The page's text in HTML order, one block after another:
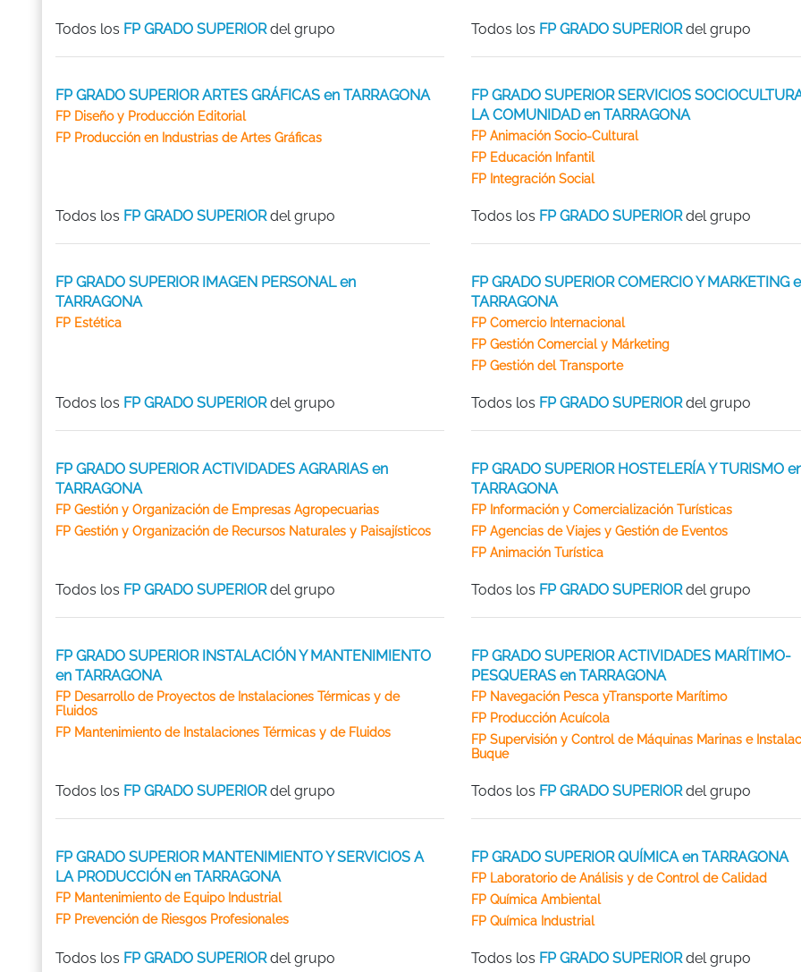
Todos los FP GRADO SUPERIORdel grupo Todos los FP GRADO SUPERIORdel grupo
FP GRADO SUPERIOR ARTES GRÁFICAS en TARRAGONA
FP Diseño y Producción Editorial
FP Producción en Industrias de Artes Gráficas
Todos los FP GRADO SUPERIORdel grupo
FP GRADO SUPERIOR SERVICIOS
LA COMUNIDAD en TARRAGONA
FP Animación Socio-Cultural
FP Educación Infantil
FP Integración Social
Todos los FP GRADO SUPERIORdel grupo
FP GRADO SUPERIOR IMAGEN PERSONAL en
TARRAGONA
FP Estética
Todos los FP GRADO SUPERIORdel grupo
FP GRADO SUPERIOR COMERCIO Y MARKETING
TARRAGONA
FP Comercio Internacional
FP Gestión Comercial y Márketing
FP Gestión del Transporte
Todos los FP GRADO SUPERIORdel grupo
FP GRADO SUPERIOR ACTIVIDADES AGRARIAS en
TARRAGONA
FP Gestión y Organización de Empresas Agropecuarias
FP Gestión y Organización de Recursos Naturales y Paisajísticos
Todos los FP GRADO SUPERIORdel grupo
FP GRADO SUPERIOR HOSTELERÍA Y TURISMO
TARRAGONA
FP Información y Comercialización Turísticas
FP Agencias de Viajes y Gestión de Eventos
FP Animación Turística
Todos los FP GRADO SUPERIORdel grupo
FP GRADO SUPERIOR INSTALACIÓN Y MANTENIMIENTO
en TARRAGONA
FP Desarrollo de Proyectos de Instalaciones Térmicas y de
Fluidos
FP Mantenimiento de Instalaciones Térmicas y de Fluidos
Todos los FP GRADO SUPERIORdel grupo
FP GRADO SUPERIOR ACTIVIDADES MARÍTIMO-
PESQUERAS en TARRAGONA
FP Navegación Pesca yTransporte Marítimo
FP Producción Acuícola
FP Supervisión y Control de Máquinas Marinas e
Buque
Todos los FP GRADO SUPERIORdel grupo
FP GRADO SUPERIOR MANTENIMIENTO Y SERVICIOS A
LA PRODUCCIÓN en TARRAGONA
FP Mantenimiento de Equipo Industrial
FP Prevención de Riesgos Profesionales
Todos los FP GRADO SUPERIORdel grupo
FP GRADO SUPERIOR QUÍMICA en TARRAGONA
FP Laboratorio de Análisis y de Control de Calidad
FP Química Ambiental
FP Química Industrial
Todos los FP GRADO SUPERIORdel grupo